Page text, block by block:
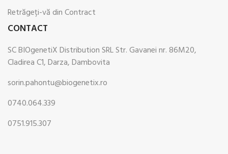
Retrăgeți-vă din Contract
CONTACT
SC BIOgenetiX Distribution SRL Str. Gavanei nr. 86M20,
Cladirea C1, Darza, Dambovita
sorin.pahontu@biogenetix.ro
0740.064.339
0751.915.307